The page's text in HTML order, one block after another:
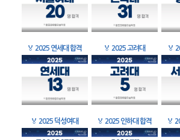
🏅 2025 연세대 합격 🏅 2025 고려대 🏅
🏅 2025 덕성여대 🏅 2025 인하대 합격 🏅